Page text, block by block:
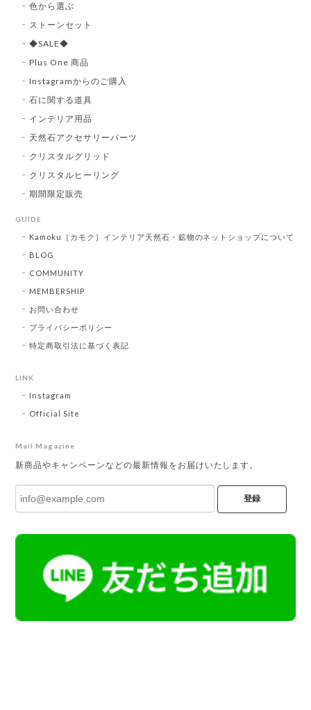
色から選ぶ
ストーンセット
◆SALE◆
Plus One 商品
Instagramからのご購入
石に関する道具
インテリア用品
天然石アクセサリーパーツ
クリスタルグリッド
クリスタルヒーリング
期間限定販売
GUIDE
Kamoku［カモク］インテリア天然石・鉱物のネットショップについて
BLOG
COMMUNITY
MEMBERSHIP
お問い合わせ
プライバシーポリシー
特定商取引法に基づく表記
LINK
Instagram
Official Site
Mail Magazine
新商品やキャンペーンなどの最新情報をお届けいたします。
登録